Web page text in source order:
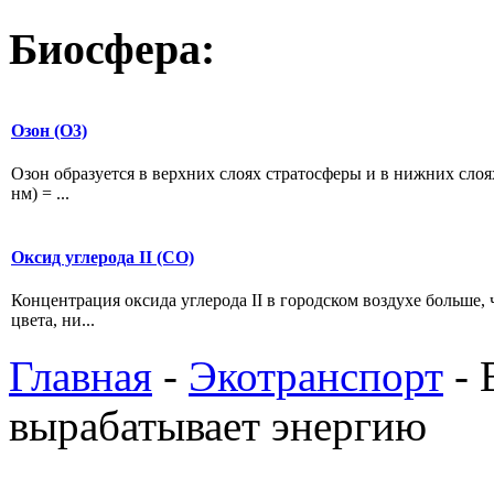
Биосфера:
Озон (О3)
Озон образуется в верхних слоях стратосферы и в нижних
нм) = ...
Оксид углерода II (СО)
Концентрация оксида углерода II в городском воздухе
цвета, ни...
Главная - Экотранспорт -
вырабатывает энергию